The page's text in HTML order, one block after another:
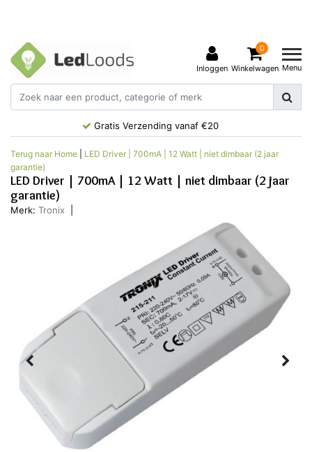
Inloggen
0
Winkelwagen Menu
Gratis Verzending vanaf €20
Terug naar Home
LED Driver | 700mA | 12 Watt | niet dimbaar (2 jaar
garantie)
LED Driver | 700mA | 12 Watt | niet dimbaar (2 jaar
garantie)
Merk: Tronix